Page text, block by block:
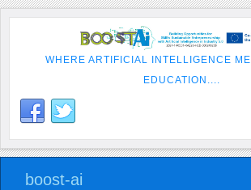
WHERE ARTIFICIAL INTELLIGENCE
EDUCATION....
boost-ai